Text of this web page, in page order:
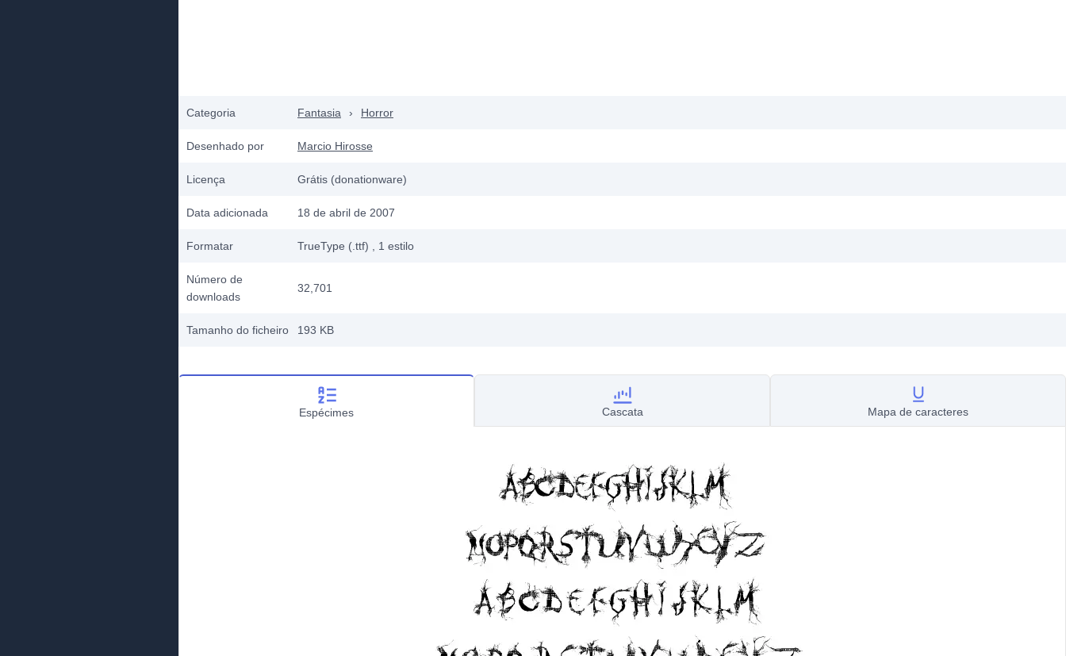
Categoria Fantasia › Horror
Desenhado por Marcio Hirosse
Licença Grátis (donationware)
Data adicionada 18 de abril de 2007
Formatar TrueType (.ttf) , 1 estilo
Número de
downloads
32,701
Tamanho do ficheiro 193 KB
Espécimes Cascata Mapa de caracteres